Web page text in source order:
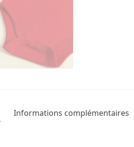
Informations complémentaires